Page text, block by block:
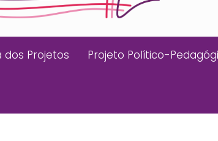
dos Projetos Projeto Político-